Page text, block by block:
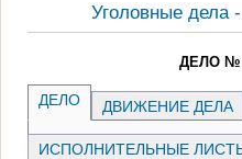
Уголовные дела
ДЕЛО №
ДЕЛО ДВИЖЕНИЕ ДЕЛА
ИСПОЛНИТЕЛЬНЫЕ